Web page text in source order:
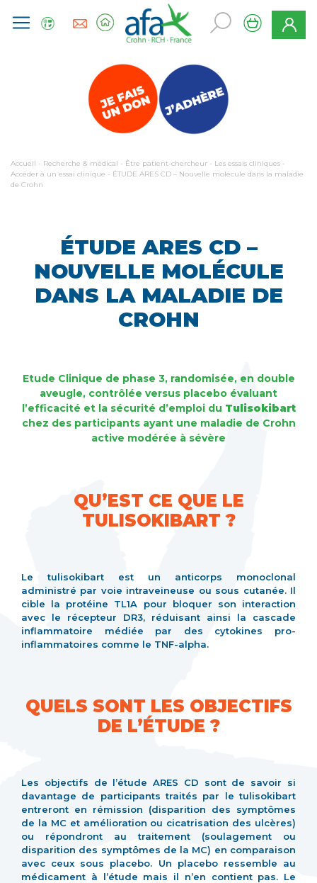
Accueil - Recherche & médical - Être patient-chercheur - Les essais cliniques -
Accéder à un essai clinique - ÉTUDE ARES CD – Nouvelle molécule dans la maladie
de Crohn
ÉTUDE ARES CD –
NOUVELLE MOLÉCULE
DANS LA MALADIE DE
CROHN
Etude Clinique de phase 3, randomisée, en double
aveugle, contrôlée versus placebo évaluant
l’efficacité et la sécurité d’emploi du Tulisokibart
chez des participants ayant une maladie de Crohn
active modérée à sévère
QU’EST CE QUE LE
TULISOKIBART ?
Le tulisokibart est un anticorps monoclonal
administré par voie intraveineuse ou sous cutanée. Il
cible la protéine TL1A pour bloquer son interaction
avec le récepteur DR3, réduisant ainsi la cascade
inflammatoire médiée par des cytokines pro-
inflammatoires comme le TNF-alpha.
QUELS SONT LES OBJECTIFS
DE L’ÉTUDE ?
Les objectifs de l’étude ARES CD sont de savoir si
davantage de participants traités par le tulisokibart
entreront en rémission (disparition des symptômes
de la MC et amélioration ou cicatrisation des ulcères)
ou répondront au traitement (soulagement ou
disparition des symptômes de la MC) en comparaison
avec ceux sous placebo. Un placebo ressemble au
médicament à l’étude mais il n’en contient pas. Le